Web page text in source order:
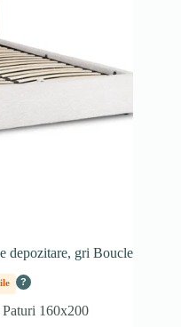
depozitare, gri Boucle
?
Paturi 160x200